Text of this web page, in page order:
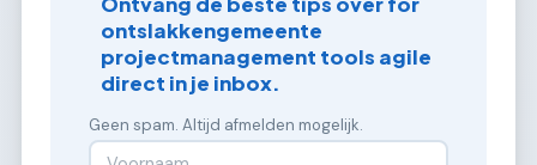
ontslakkengemeente
projectmanagement tools agile
direct in je inbox.
Geen spam. Altijd afmelden mogelijk.